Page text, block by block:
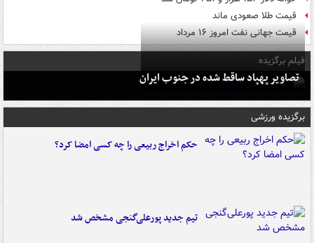
قیمت طلا صعودی ماند
قیمت جهانی نفت امروز ۱۶ مرداد
فیلم برگزیده
تصاویر پهپاد ساقط شده در جنوب ایران
برگزیده ورزشی
حکم اخراج ربیعی را چه کسی امضا کرد؟
تیم جدید پورعلی‌گنجی مشخص شد